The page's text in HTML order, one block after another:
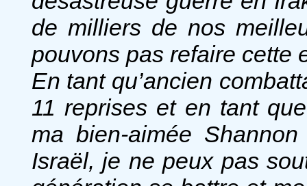
de milliers de nos
pouvons pas refaire cette
En tant qu’ancien
11 reprises et en tant
ma bien-aimée
Israël, je ne peux pas